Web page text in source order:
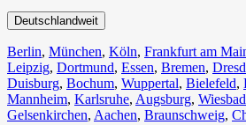
Deutschlandweit
Berlin⁠, München, Köln⁠, Frankfurt am
Leipzig, Dortmund, Essen, Bremen,
Duisburg⁠, Bochum, Wuppertal⁠, Bielefeld⁠,
Mannheim, Karlsruhe, Augsburg,
Gelsenkirchen⁠, Aachen⁠, Braunschweig,